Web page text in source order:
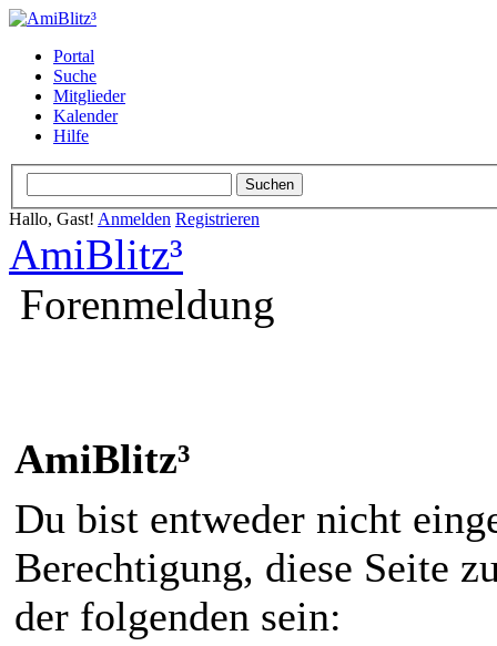
Portal
Suche
Mitglieder
Kalender
Hilfe
Hallo, Gast! Anmelden Registrieren
AmiBlitz³
Forenmeldung
AmiBlitz³
Du bist entweder nicht
Berechtigung, diese Seite
der folgenden sein: